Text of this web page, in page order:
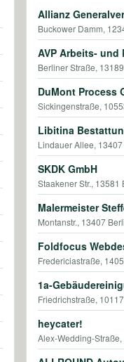
Allianz
Buckower Damm,
AVP Arbeits- und
Berliner Straße,
DuMont Process
Sickingenstraße,
Libitina
Lindauer Allee,
SKDK GmbH
Staakener Str., 13581
Malermeister
Montanstr., 13407
Foldfocus
Fredericiastraße,
1a-
Friedrichstraße,
heycater!
Alex-Wedding-